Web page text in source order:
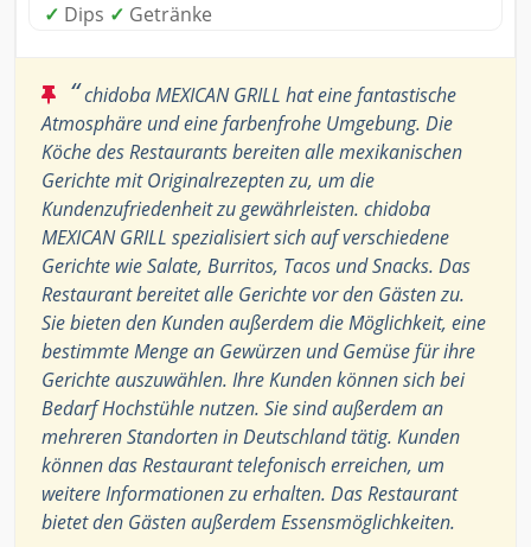
✓ Dips ✓ Getränke
“chidoba MEXICAN GRILL hat eine fantastische
Atmosphäre und eine farbenfrohe Umgebung. Die
Köche des Restaurants bereiten alle mexikanischen
Gerichte mit Originalrezepten zu, um die
Kundenzufriedenheit zu gewährleisten. chidoba
MEXICAN GRILL spezialisiert sich auf verschiedene
Gerichte wie Salate, Burritos, Tacos und Snacks. Das
Restaurant bereitet alle Gerichte vor den Gästen zu.
Sie bieten den Kunden außerdem die Möglichkeit, eine
bestimmte Menge an Gewürzen und Gemüse für ihre
Gerichte auszuwählen. Ihre Kunden können sich bei
Bedarf Hochstühle nutzen. Sie sind außerdem an
mehreren Standorten in Deutschland tätig. Kunden
können das Restaurant telefonisch erreichen, um
weitere Informationen zu erhalten. Das Restaurant
bietet den Gästen außerdem Essensmöglichkeiten.